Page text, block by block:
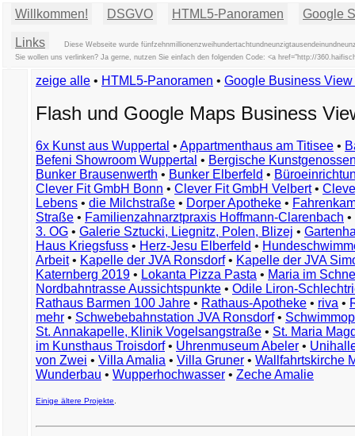
Willkommen! DSGVO HTML5-Panoramen Google
Links
Diese Webseite wurde
Sie wollen uns verlinken? Ja gerne, nutzen Sie einfach den folgenden Code: <a href="http://
zeige alle • HTML5-Panoramen • Google Business
Flash und Google Maps Business
6x Kunst aus Wuppertal • Appartmenthaus am Titisee •
Befeni Showroom Wuppertal • Bergische
Bunker Brausenwerth • Bunker Elberfeld •
Clever Fit GmbH Bonn • Clever Fit GmbH Velbert•
Lebens • die Milchstraße • Dorper Apotheke •
Straße • Familienzahnarztpraxis Hoffmann-Clarenbach •
3. OG • Galerie Sztucki, Liegnitz, Polen, Blizej •
Haus Kriegsfuss • Herz-Jesu Elberfeld •
Arbeit• Kapelle der JVA Ronsdorf• Kapelle der JVA
Katernberg 2019 • Lokanta Pizza Pasta • Maria im
Nordbahntrasse Aussichtspunkte • Odile Liron-
Rathaus Barmen 100 Jahre • Rathaus-Apotheke • riva •
mehr • Schwebebahnstation JVA Ronsdorf•
St. Annakapelle, Klinik Vogelsangstraße • St. Maria
im Kunsthaus Troisdorf• Uhrenmuseum Abeler •
von Zwei • Villa Amalia • Villa Gruner • Wallfahrtskirche
Wunderbau • Wupperhochwasser • Zeche Amalie
Einige ältere Projekte